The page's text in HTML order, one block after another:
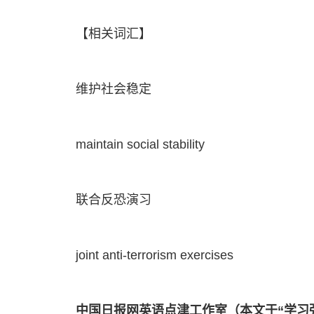
【相关词汇】
维护社会稳定
maintain social stability
联合反恐演习
joint anti-terrorism exercises
中国日报网英语点津工作室（本文于“学习